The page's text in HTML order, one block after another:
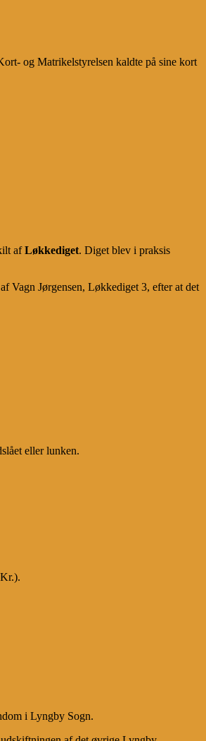
og Matrikelstyrelsen kaldte på sine kort
afLøkkediget. Diget blev i praksis
Vagn Jørgensen, Løkkediget 3, efter at det
eller lunken.
i Lyngby Sogn.